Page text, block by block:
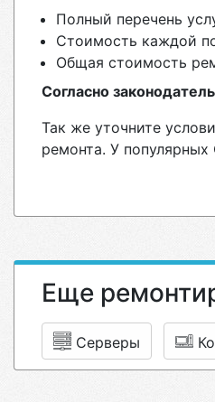
Полный перечень
Стоимость каждой
Общая стоимость
Согласно
Так же уточните
ремонта. У
Еще
Серверы